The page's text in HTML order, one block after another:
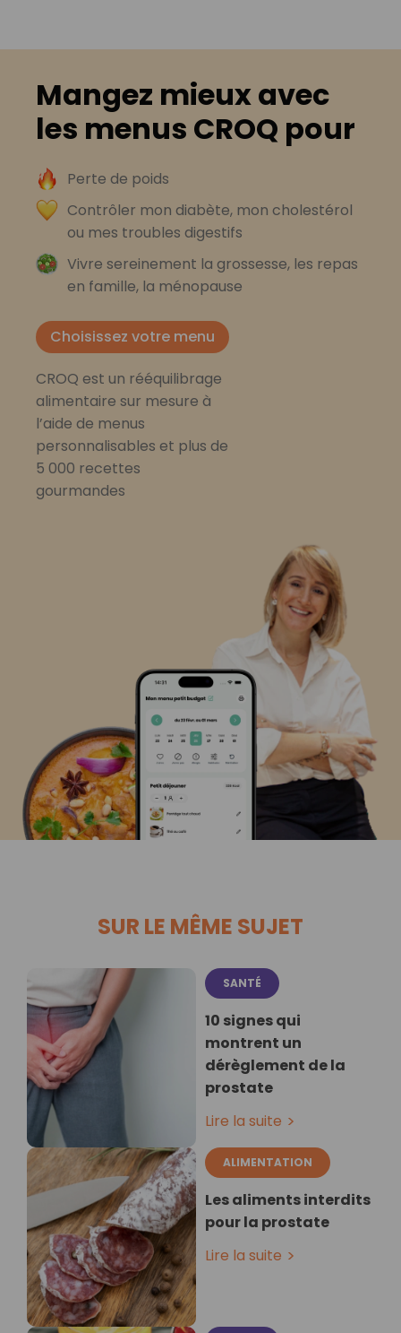
Mangez mieux avec
les menus CROQ pour
Perte de poids
Contrôler mon diabète, mon cholestérol
ou mes troubles digestifs
Vivre sereinement la grossesse, les repas
en famille, la ménopause
Choisissez votre menu
CROQ est un rééquilibrage
alimentaire sur mesure à
l’aide de menus
personnalisables et plus de
5 000 recettes
gourmandes
SUR LE MÊME SUJET
SANTÉ
10 signes qui
montrent un
dérèglement de la
prostate
Lire la suite
ALIMENTATION
Les aliments interdits
pour la prostate
Lire la suite